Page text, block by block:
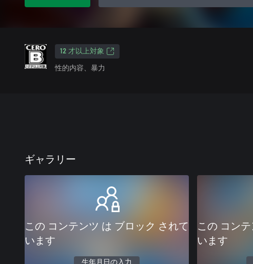
12 才以上対象
性的内容、暴力
ギャラリー
この コンテンツ は ブロック されて
います
生年月日の入力
この コン
います